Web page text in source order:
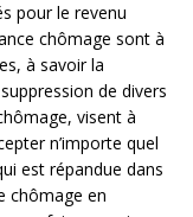
pour le revenu
chômage sont à
à savoir la
de divers
visent à
n’importe quel
est répandue dans
chômage en